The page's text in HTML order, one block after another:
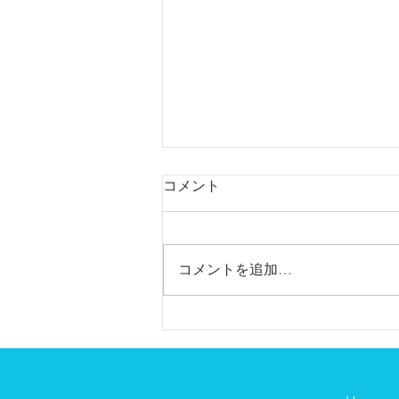
【スポーツメンタルトレーナ
ーになりました】
コメント
コメントを追加…